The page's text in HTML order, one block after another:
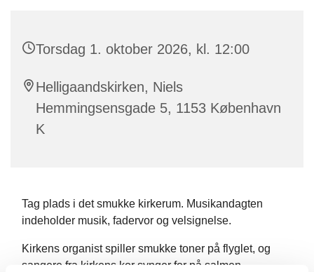
Torsdag 1. oktober 2026, kl. 12:00
Helligaandskirken, Niels
Hemmingsensgade 5, 1153 København
K
Tag plads i det smukke kirkerum. Musikandagten
indeholder musik, fadervor og velsignelse.
Kirkens organist spiller smukke toner på flyglet, og
sangere fra kirkens kor synger for på salmen.